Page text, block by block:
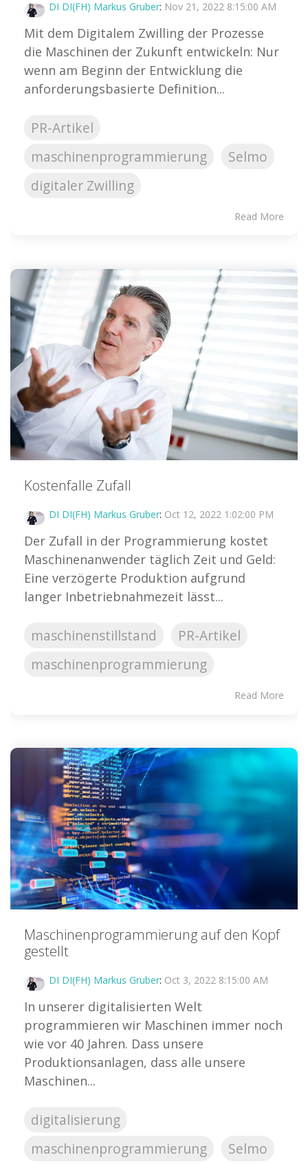
DI DI(FH) Markus Gruber: Nov 21, 2022 8:15:00 AM
Mit dem Digitalem Zwilling der Prozesse
die Maschinen der Zukunft entwickeln: Nur
wenn am Beginn der Entwicklung die
anforderungsbasierte Definition...
PR-Artikel
maschinenprogrammierung
Selmo
digitaler Zwilling
Read More
Kostenfalle Zufall
DI DI(FH) Markus Gruber: Oct 12, 2022 1:02:00 PM
Der Zufall in der Programmierung kostet
Maschinenanwender täglich Zeit und Geld:
Eine verzögerte Produktion aufgrund
langer Inbetriebnahmezeit lässt...
maschinenstillstand
PR-Artikel
maschinenprogrammierung
Read More
Maschinenprogrammierung auf den Kopf
gestellt
DI DI(FH) Markus Gruber: Oct 3, 2022 8:15:00 AM
In unserer digitalisierten Welt
programmieren wir Maschinen immer noch
wie vor 40 Jahren. Dass unsere
Produktionsanlagen, dass alle unsere
Maschinen...
digitalisierung
maschinenprogrammierung
Selmo